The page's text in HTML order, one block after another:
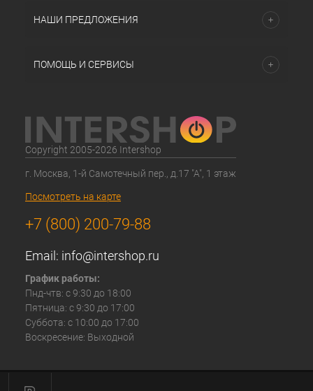
НАШИ ПРЕДЛОЖЕНИЯ
ПОМОЩЬ И СЕРВИСЫ
Copyright 2005-2026 Intershop
г. Москва, 1-й Самотечный пер., д.17 "А", 1 этаж
Посмотреть на карте
+7 (800) 200-79-88
Email: info@intershop.ru
График работы:
Пнд-чтв: с 9:30 до 18:00
Пятница: с 9:30 до 17:00
Суббота: с 10:00 до 17:00
Воскресение: Выходной